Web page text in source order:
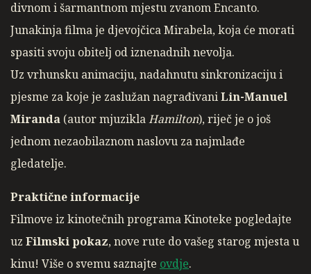
divnom i šarmantnom mjestu zvanom Encanto.
Junakinja filma je djevojčica Mirabela, koja će morati
spasiti svoju obitelj od iznenadnih nevolja.
Uz vrhunsku animaciju, nadahnutu sinkronizaciju i
pjesme za koje je zaslužan nagrađivaniLin-Manuel
Miranda (autor mjuziklaHamilton), riječ je o još
jednom nezaobilaznom naslovu za najmlađe
gledatelje.
Praktične informacije
Filmove iz kinotečnih programa Kinoteke pogledajte
uz Filmski pokaz, nove rute do vašeg starog mjesta u
kinu! Više o svemu saznajte ovdje.